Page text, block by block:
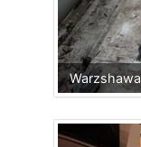
Warzshawa